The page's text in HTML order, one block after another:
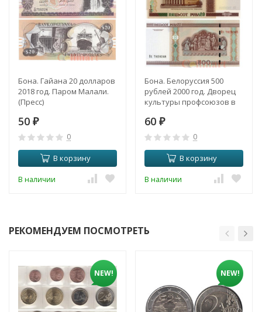
Бона. Гайана 20 долларов
2018 год. Паром Малали.
(Пресс)
50 ₽
0
В корзину
В наличии
Бона. Белоруссия 500
рублей 2000 год. Дворец
культуры профсоюзов в
60 ₽
0
В корзину
В наличии
РЕКОМЕНДУЕМ ПОСМОТРЕТЬ
NEW! NEW!